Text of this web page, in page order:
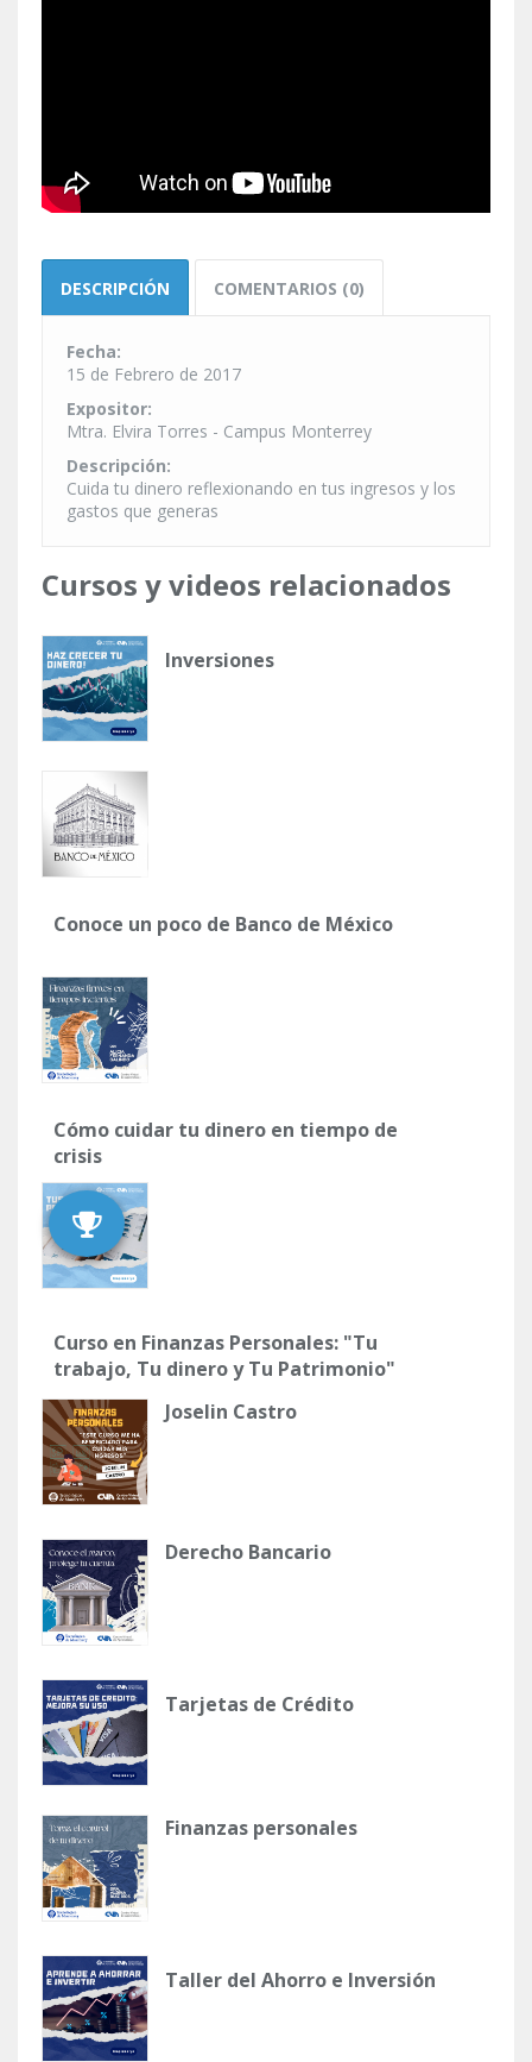
DESCRIPCIÓN COMENTARIOS (0)
Fecha:
15 de Febrero de 2017
Expositor:
Mtra. Elvira Torres - Campus Monterrey
Descripción:
Cuida tu dinero reflexionando en tus ingresos y los
gastos que generas
Cursos y videos relacionados
Inversiones
Conoce un poco de Banco de México
Cómo cuidar tu dinero en tiempo de
crisis
Curso en Finanzas Personales: "Tu
trabajo, Tu dinero y Tu Patrimonio"
Joselin Castro
Derecho Bancario
Tarjetas de Crédito
Finanzas personales
Taller del Ahorro e Inversión